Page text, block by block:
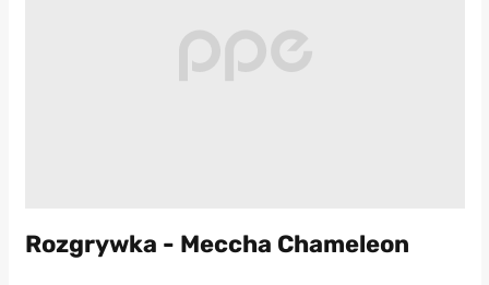
Rozgrywka - Meccha Chameleon